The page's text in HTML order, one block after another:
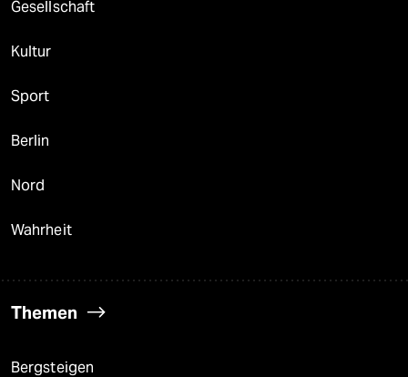
Gesellschaft
Kultur
Sport
Berlin
Nord
Wahrheit
Themen
Bergsteigen